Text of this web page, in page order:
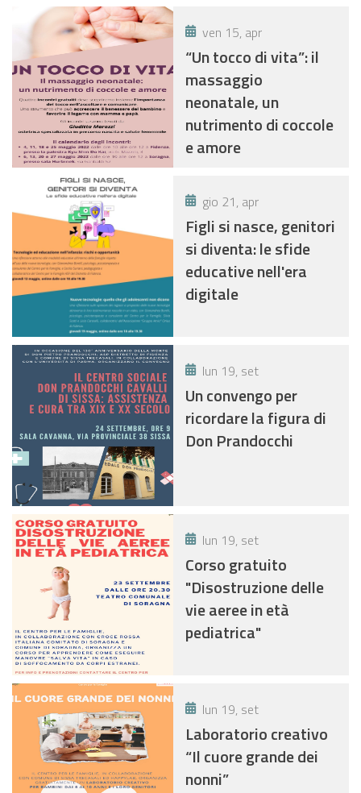
ven 15, apr
“Un tocco di vita”: il
massaggio
neonatale, un
nutrimento di coccole
e amore
gio 21, apr
Figli si nasce, genitori
si diventa: le sfide
educative nell'era
digitale
lun 19, set
Un convengo per
ricordare la figura di
Don Prandocchi
lun 19, set
Corso gratuito
"Disostruzione delle
vie aeree in età
pediatrica"
lun 19, set
Laboratorio creativo
“Il cuore grande dei
nonni”